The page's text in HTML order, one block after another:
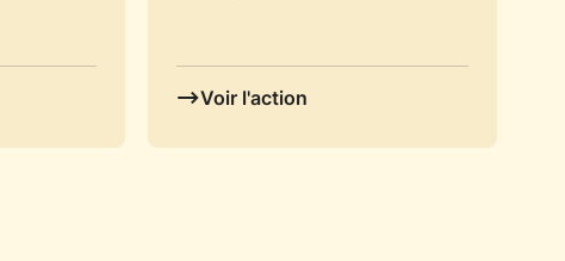
Voir l'action